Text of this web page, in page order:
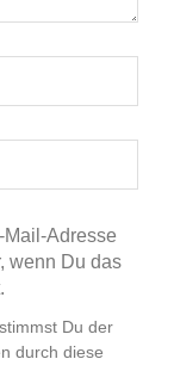
Adresse
wenn Du das
Du der
durch diese